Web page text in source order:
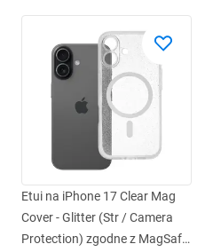
Etui na iPhone 17 Clear Mag
Cover - Glitter (Str / Camera
Protection) zgodne z MagSafe